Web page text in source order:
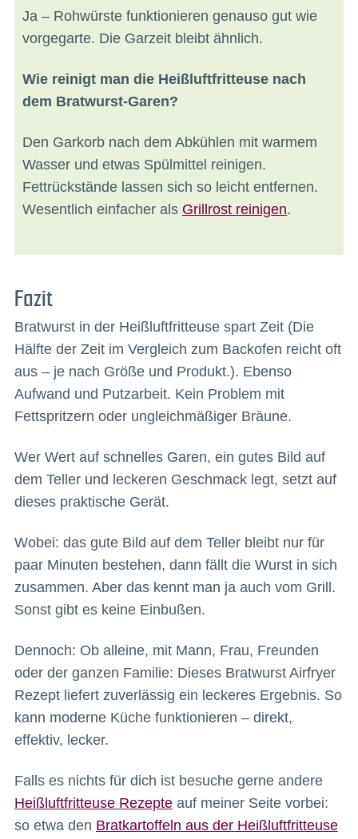
Ja – Rohwürste funktionieren genauso gut wie
vorgegarte. Die Garzeit bleibt ähnlich.
Wie reinigt man die Heißluftfritteuse nach
dem Bratwurst-Garen?
Den Garkorb nach dem Abkühlen mit warmem
Wasser und etwas Spülmittel reinigen.
Fettrückstände lassen sich so leicht entfernen.
Wesentlich einfacher als Grillrost reinigen.
Fazit
Bratwurst in der Heißluftfritteuse spart Zeit (Die
Hälfte der Zeit im Vergleich zum Backofen reicht oft
aus – je nach Größe und Produkt.). Ebenso
Aufwand und Putzarbeit. Kein Problem mit
Fettspritzern oder ungleichmäßiger Bräune.
Wer Wert auf schnelles Garen, ein gutes Bild auf
dem Teller und leckeren Geschmack legt, setzt auf
dieses praktische Gerät.
Wobei: das gute Bild auf dem Teller bleibt nur für
paar Minuten bestehen, dann fällt die Wurst in sich
zusammen. Aber das kennt man ja auch vom Grill.
Sonst gibt es keine Einbußen.
Dennoch: Ob alleine, mit Mann, Frau, Freunden
oder der ganzen Familie: Dieses Bratwurst Airfryer
Rezept liefert zuverlässig ein leckeres Ergebnis. So
kann moderne Küche funktionieren – direkt,
effektiv, lecker.
Falls es nichts für dich ist besuche gerne andere
Heißluftfritteuse Rezepteauf meiner Seite vorbei:
so etwa den Bratkartoffeln aus der Heißluftfritteuse